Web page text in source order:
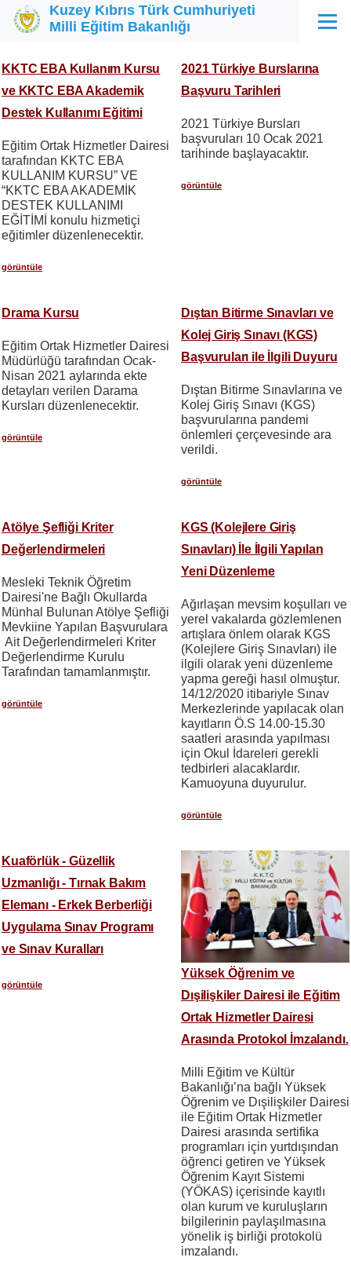
Ana içeriğe atla
Kuzey Kıbrıs Türk Cumhuriyeti
Milli Eğitim Bakanlığı
Menü
KKTC EBA Kullanım Kursu
ve KKTC EBA Akademik
Destek Kullanımı Eğitimi
Eğitim Ortak Hizmetler Dairesi
tarafından KKTC EBA
KULLANIM KURSU” VE
“KKTC EBA AKADEMİK
DESTEK KULLANIMI
EĞİTİMİ konulu hizmetiçi
eğitimler düzenlenecektir.
görüntüle
2021 Türkiye Burslarına
Başvuru Tarihleri
2021 Türkiye Bursları
başvuruları 10 Ocak 2021
tarihinde başlayacaktır.
görüntüle
Drama Kursu
Eğitim Ortak Hizmetler Dairesi
Müdürlüğü tarafından Ocak-
Nisan 2021 aylarında ekte
detayları verilen Darama
Kursları düzenlenecektir.
görüntüle
Dıştan Bitirme Sınavları ve
Kolej Giriş Sınavı (KGS)
Başvuruları ile İlgili Duyuru
Dıştan Bitirme Sınavlarına ve
Kolej Giriş Sınavı (KGS)
başvurularına pandemi
önlemleri çerçevesinde ara
verildi.
görüntüle
Atölye Şefliği Kriter
Değerlendirmeleri
Mesleki Teknik Öğretim
Dairesi'ne Bağlı Okullarda
Münhal Bulunan Atölye Şefliği
Mevkiine Yapılan Başvurulara
Ait Değerlendirmeleri Kriter
Değerlendirme Kurulu
Tarafından tamamlanmıştır.
görüntüle
KGS (Kolejlere Giriş
Sınavları) İle İlgili Yapılan
Yeni Düzenleme
Ağırlaşan mevsim koşulları ve
yerel vakalarda gözlemlenen
artışlara önlem olarak KGS
(Kolejlere Giriş Sınavları) ile
ilgili olarak yeni düzenleme
yapma gereği hasıl olmuştur.
14/12/2020 itibariyle Sınav
Merkezlerinde yapılacak olan
kayıtların Ö.S 14.00-15.30
saatleri arasında yapılması
için Okul İdareleri gerekli
tedbirleri alacaklardır.
Kamuoyuna duyurulur.
görüntüle
Kuaförlük - Güzellik
Uzmanlığı - Tırnak Bakım
Elemanı - Erkek Berberliği
Uygulama Sınav Programı
ve Sınav Kuralları
görüntüle
Yüksek Öğrenim ve
Dışilişkiler Dairesi ile Eğitim
Ortak Hizmetler Dairesi
Arasında Protokol İmzalandı.
Milli Eğitim ve Kültür
Bakanlığı’na bağlı Yüksek
Öğrenim ve Dışilişkiler Dairesi
ile Eğitim Ortak Hizmetler
Dairesi arasında sertifika
programları için yurtdışından
öğrenci getiren ve Yüksek
Öğrenim Kayıt Sistemi
(YÖKAS) içerisinde kayıtlı
olan kurum ve kuruluşların
bilgilerinin paylaşılmasına
yönelik iş birliği protokolü
imzalandı.